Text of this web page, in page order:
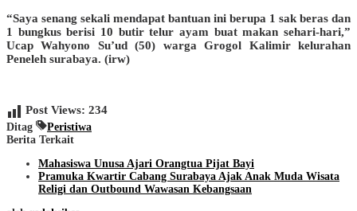
“Saya senang sekali mendapat bantuan ini berupa 1 sak beras dan
1 bungkus berisi 10 butir telur ayam buat makan sehari-hari,”
Ucap Wahyono Su’ud (50) warga Grogol Kalimir kelurahan
Peneleh surabaya. (irw)
Post Views: 234
Ditag
Peristiwa
Berita Terkait
Mahasiswa Unusa Ajari Orangtua Pijat Bayi
Pramuka Kwartir Cabang Surabaya Ajak Anak Muda Wisata
Religi dan Outbound Wawasan Kebangsaan